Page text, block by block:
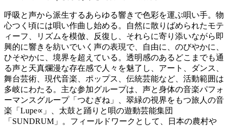
呼吸と声から派生するあらゆる響きで色彩を運ぶ唄い手。物
心つく頃には唄い作曲し始める。自然に散りばめられたモテ
ィーフ、リズムを模倣、反復し、それらに寄り添いながら即
興的に響きを紡いでいく声の表現で、自由に、のびやかに、
ひそやかに、境界を超えている。透明感のあるどこまでも通
る声と天真爛漫な存在感で人々を魅了し、アート、ダンス、
舞台芸術、現代音楽、ポップス、伝統芸能など、活動範囲は
多岐にわたる。主な参加グループは、声と身体の音楽パフォ
ーマンスグループ「つむぎね」、翠緑の視界をもつ旅人の音
楽「Lupe∝」、太鼓と踊りと唄の遊動芸能集団
「SUNDRUM」。フィールドワークとして、日本の農村や